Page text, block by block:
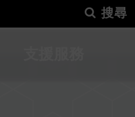
搜尋